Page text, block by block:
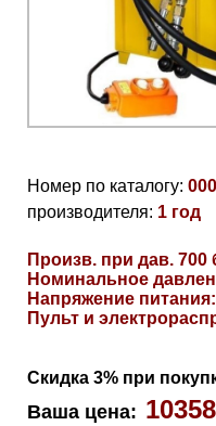
Номер по каталогу:
производителя: 1 год
Произв. при дав. 700
Номинальное
Напряжение
Пульт и
Скидка 3% при
Ваша цена: